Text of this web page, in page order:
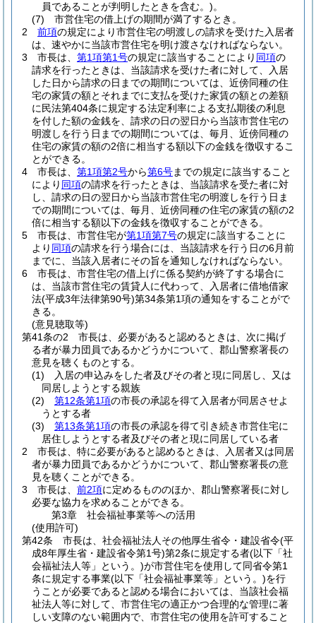
員であることが判明したときを含む。)。
(7)
市営住宅の借上げの期間が満了するとき。
2
前項の規定により市営住宅の明渡しの請求を受けた入居者
は、速やかに当該市営住宅を明け渡さなければならない。
3
市長は、 第1項第1号の規定に該当することにより 同項の
請求を行ったときは、当該請求を受けた者に対して、入居
した日から請求の日までの期間については、近傍同種の住
宅の家賃の額とそれまでに支払を受けた家賃の額との差額
に民法第404条に規定する法定利率による支払期後の利息
を付した額の金銭を、請求の日の翌日から当該市営住宅の
明渡しを行う日までの期間については、毎月、近傍同種の
住宅の家賃の額の2倍に相当する額以下の金銭を徴収するこ
とができる。
4
市長は、 第1項第2号から第6号までの規定に該当すること
により 同項の請求を行ったときは、当該請求を受た者に対
し、請求の日の翌日から当該市営住宅の明渡しを行う日ま
での期間については、毎月、近傍同種の住宅の家賃の額の2
倍に相当する額以下の金銭を徴収することができる。
5
市長は、市営住宅が第1項第7号の規定に該当することに
より 同項の請求を行う場合には、当該請求を行う日の6月前
までに、当該入居者にその旨を通知しなければならない。
6
市長は、市営住宅の借上げに係る契約が終了する場合に
は、当該市営住宅の賃貸人に代わって、入居者に借地借家
法(平成3年法律第90号)第34条第1項の通知をすることがで
きる。
(意見聴取等)
第41条の2
市長は、必要があると認めるときは、次に掲げ
る者が暴力団員であるかどうかについて、郡山警察署長の
意見を聴くものとする。
(1)
入居の申込みをした者及びその者と現に同居し、又は
同居しようとする親族
(2)
第12条第1項の市長の承認を得て入居者が同居させよ
うとする者
(3)
第13条第1項の市長の承認を得て引き続き市営住宅に
居住しようとする者及びその者と現に同居している者
2
市長は、特に必要があると認めるときは、入居者又は同居
者が暴力団員であるかどうかについて、郡山警察署長の意
見を聴くことができる。
3
市長は、 前2項に定めるもののほか、郡山警察署長に対し
必要な協力を求めることができる。
第3章
社会福祉事業等への活用
(使用許可)
第42条
市長は、社会福祉法人その他厚生省令・建設省令(平
成8年厚生省・建設省令第1号)第2条に規定する者(以下「社
会福祉法人等」という。)が市営住宅を使用して同省令第1
条に規定する事業(以下「社会福祉事業等」という。)を行
うことが必要であると認める場合においては、当該社会福
祉法人等に対して、市営住宅の適正かつ合理的な管理に著
しい支障のない範囲内で、市営住宅の使用を許可すること